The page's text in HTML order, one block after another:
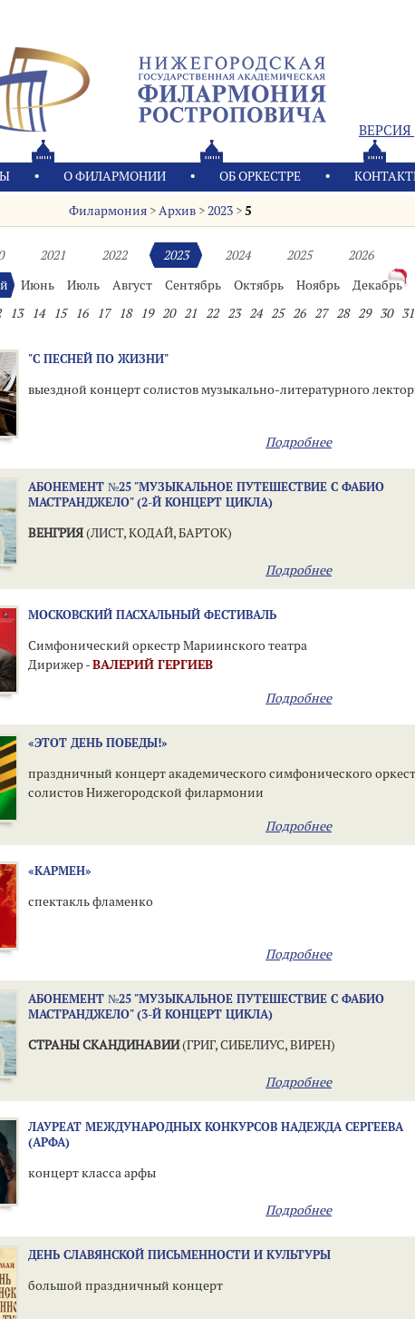
О ФИЛАРМОНИИ OБ ОРКЕСТРЕ
Филармония >Архив >2023 >5
2021 2022 2023 2024 2025
2026
Июнь Июль Август Сентябрь Октябрь Ноябрь
Декабрь
13 14 15 16 17 18 19 20 21 22 23 24 25 26 27 28 29 30 31
"С ПЕСНЕЙ ПО ЖИЗНИ"
выездной концерт солистов музыкально-литературного
Подробнее
АБОНЕМЕНТ №25 "МУЗЫКАЛЬНОЕ ПУТЕШЕСТВИЕ С ФАБИО
МАСТРАНДЖЕЛО" (2-Й КОНЦЕРТ ЦИКЛА)
ВЕНГРИЯ(ЛИСТ, КОДАЙ, БАРТОК)
Подробнее
МОСКОВСКИЙ ПАСХАЛЬНЫЙ ФЕСТИВАЛЬ
Симфонический оркестр Мариинского театра
Дирижер -ВАЛЕРИЙ ГЕРГИЕВ
Подробнее
«ЭТОТ ДЕНЬ ПОБЕДЫ!»
праздничный концерт академического симфонического
солистов Нижегородской филармонии
Подробнее
«КАРМЕН»
спектакль фламенко
Подробнее
АБОНЕМЕНТ №25 "МУЗЫКАЛЬНОЕ ПУТЕШЕСТВИЕ С ФАБИО
МАСТРАНДЖЕЛО" (3-Й КОНЦЕРТ ЦИКЛА)
СТРАНЫ СКАНДИНАВИИ(ГРИГ, СИБЕЛИУС, ВИРЕН)
Подробнее
ЛАУРЕАТ МЕЖДУНАРОДНЫХ КОНКУРСОВ НАДЕЖДА СЕРГЕЕВА
(АРФА)
концерт класса арфы
Подробнее
ДЕНЬ СЛАВЯНСКОЙ ПИСЬМЕННОСТИ И КУЛЬТУРЫ
большой праздничный концерт